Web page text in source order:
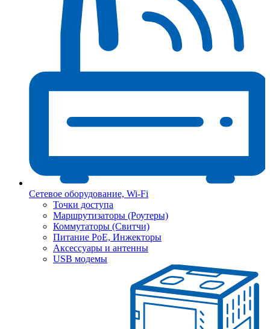
Сетевое оборудование, Wi-Fi
Точки доступа
Маршрутизаторы (Роутеры)
Коммутаторы (Свитчи)
Питание PoE, Инжекторы
Аксессуары и антенны
USB модемы